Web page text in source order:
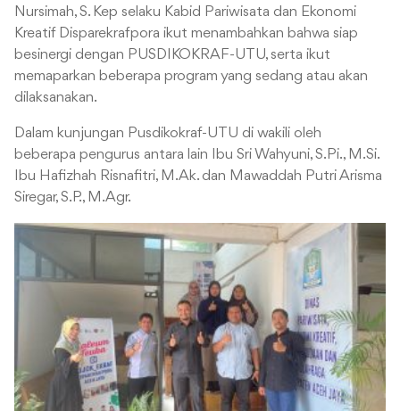
Nursimah, S. Kep selaku Kabid Pariwisata dan Ekonomi
Kreatif Disparekrafpora ikut menambahkan bahwa siap
besinergi dengan PUSDIKOKRAF-UTU, serta ikut
memaparkan beberapa program yang sedang atau akan
dilaksanakan.
Dalam kunjungan Pusdikokraf-UTU di wakili oleh
beberapa pengurus antara lain Ibu Sri Wahyuni, S.Pi., M.Si.
Ibu Hafizhah Risnafitri, M.Ak. dan Mawaddah Putri Arisma
Siregar, S.P., M.Agr.